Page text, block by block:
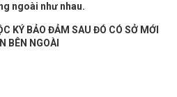
ngoài như nhau.
KÝ BẢO ĐẢM SAU ĐÓ CÓ SỞ MỚI
BÊN NGOÀI